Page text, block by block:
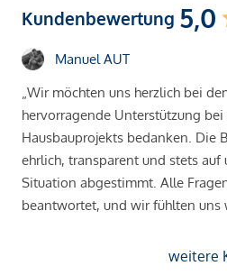
Kundenbewertung 5,0
Manuel AUT
„Wir möchten uns herzlich bei
hervorragende Unterstützung
Hausbauprojekts bedanken. Die
ehrlich, transparent und stets
Situation abgestimmt. Alle
beantwortet, und wir fühlten uns
weitere